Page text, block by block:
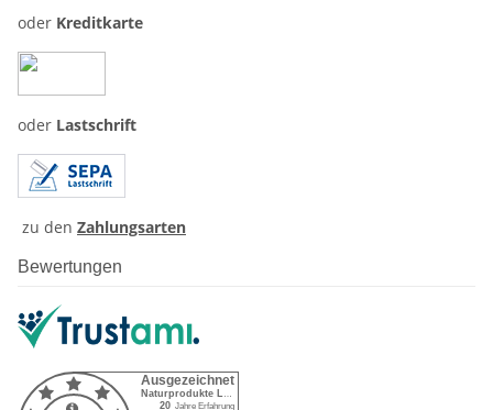
oder Kreditkarte
oder Lastschrift
zu den Zahlungsarten
Bewertungen